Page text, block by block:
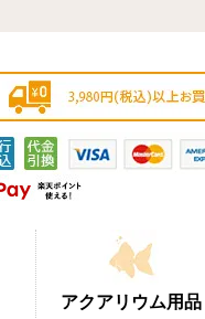
アクアリウム用品